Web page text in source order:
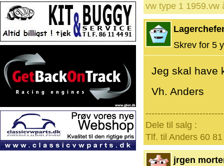
vw type 1 1959.vw
Skrev for 5
Jeg skal have
Vh. Anders
Dele til salg :
Tlf. til Anders 60
jrgen